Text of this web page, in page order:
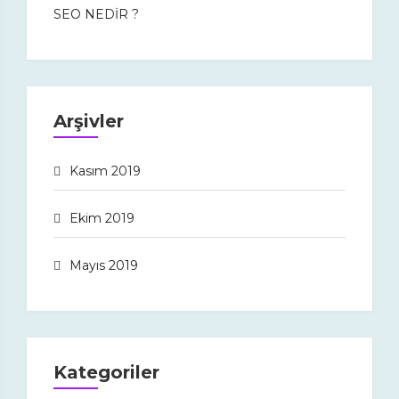
SEO NEDİR ?
Arşivler
Kasım 2019
Ekim 2019
Mayıs 2019
Kategoriler